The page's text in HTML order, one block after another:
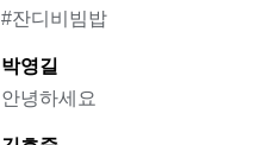
#잔디비빔밥
박영길
안녕하세요